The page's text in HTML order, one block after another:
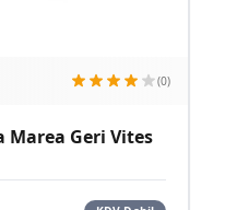
(0)
Marea Geri Vites